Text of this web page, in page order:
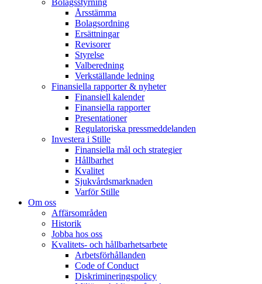
Bolagsstyrning
Årsstämma
Bolagsordning
Ersättningar
Revisorer
Styrelse
Valberedning
Verkställande ledning
Finansiella rapporter & nyheter
Finansiell kalender
Finansiella rapporter
Presentationer
Regulatoriska pressmeddelanden
Investera i Stille
Finansiella mål och strategier
Hållbarhet
Kvalitet
Sjukvårdsmarknaden
Varför Stille
Om oss
Affärsområden
Historik
Jobba hos oss
Kvalitets- och hållbarhetsarbete
Arbetsförhållanden
Code of Conduct
Diskrimineringspolicy